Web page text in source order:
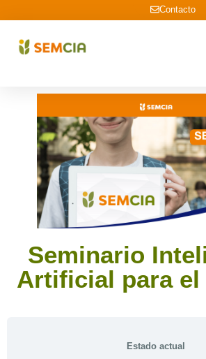
Contacto
Seminario
Artificial para el
Estado actual